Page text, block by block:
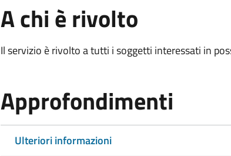
A chi è rivolto
Il servizio è rivolto a tutti i soggetti interessati in
Approfondimenti
Ulteriori informazioni